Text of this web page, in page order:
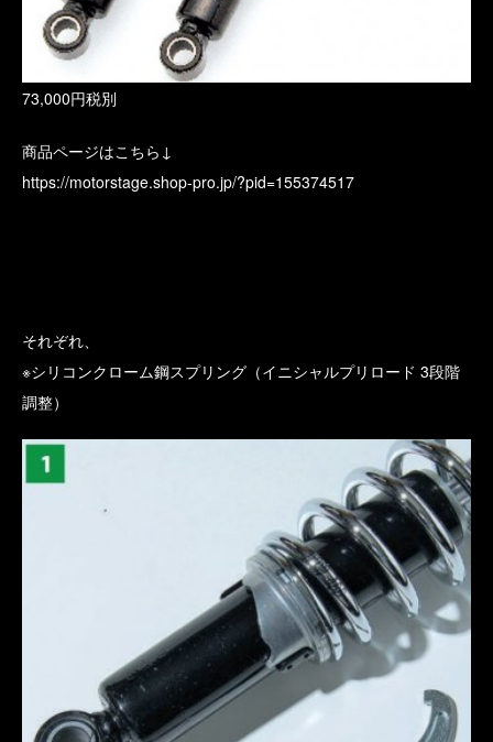
73,000円税別
商品ページはこちら↓
https://motorstage.shop-pro.jp/?pid=155374517
それぞれ、
※シリコンクローム鋼スプリング（イニシャルプリロード 3段階
調整）